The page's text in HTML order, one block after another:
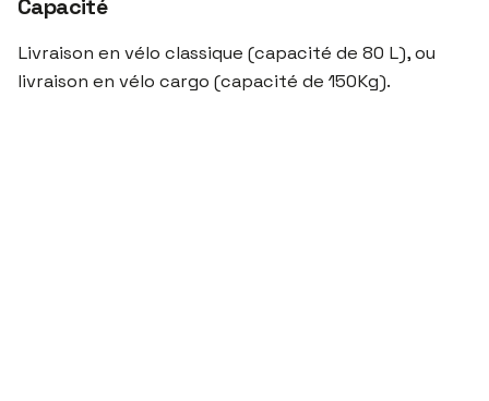
Capacité
Livraison en vélo classique (capacité de 80 L), ou
livraison en vélo cargo (capacité de 150Kg).